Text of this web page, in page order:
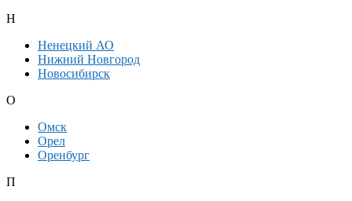
Н
Ненецкий АО
Нижний Новгород
Новосибирск
О
Омск
Орел
Оренбург
П